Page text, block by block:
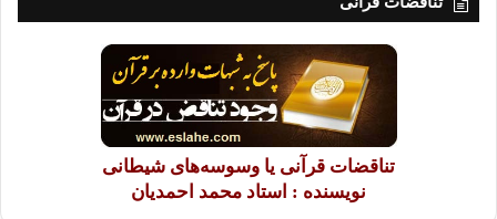
تناقضات قرآنی یا وسوسه‌های شیطانی
نویسنده : استاد محمد احمدیان